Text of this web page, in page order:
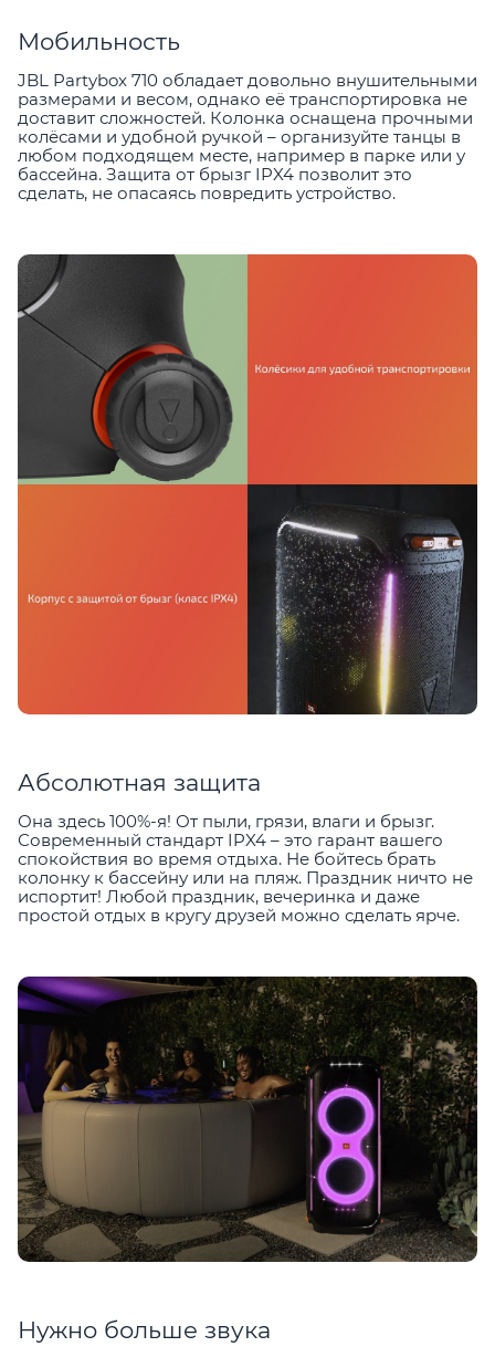
Мобильность
JBL Partybox 710 обладает довольно внушительными
размерами и весом, однако её транспортировка не
доставит сложностей. Колонка оснащена прочными
колёсами и удобной ручкой – организуйте танцы в
любом подходящем месте, например в парке или у
бассейна. Защита от брызг IPX4 позволит это
сделать, не опасаясь повредить устройство.
Абсолютная защита
Она здесь 100%-я! От пыли, грязи, влаги и брызг.
Современный стандарт IPX4 – это гарант вашего
спокойствия во время отдыха. Не бойтесь брать
колонку к бассейну или на пляж. Праздник ничто не
испортит! Любой праздник, вечеринка и даже
простой отдых в кругу друзей можно сделать ярче.
Нужно больше звука